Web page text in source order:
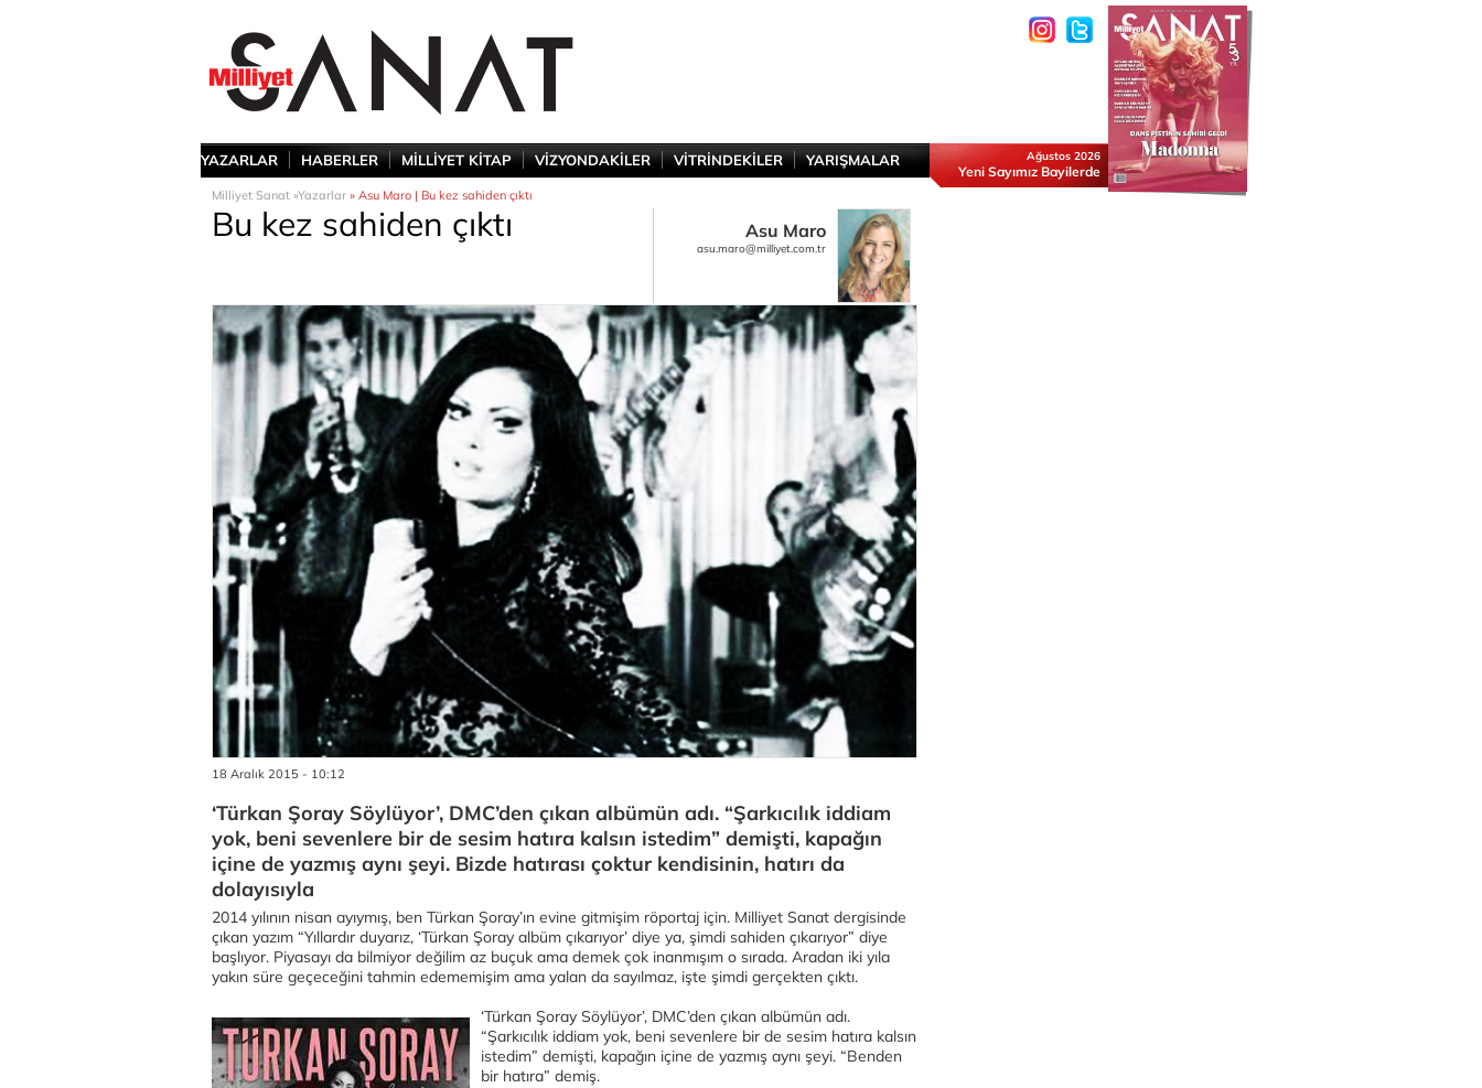
YAZARLAR HABERLER MİLLİYET KİTAP VİZYONDAKİLER VİTRİNDEKİLER YARIŞMALAR Ağustos 2026
Yeni Sayımız Bayilerde
Milliyet Sanat »Yazarlar » Asu Maro | Bu kez sahiden çıktı
Bu kez sahiden çıktı Asu Maro
asu.maro@milliyet.com.tr
18 Aralık 2015 - 10:12
‘Türkan Şoray Söylüyor’, DMC’den çıkan albümün adı. “Şarkıcılık iddiam
yok, beni sevenlere bir de sesim hatıra kalsın istedim” demişti, kapağın
içine de yazmış aynı şeyi. Bizde hatırası çoktur kendisinin, hatırı da
dolayısıyla
2014 yılının nisan ayıymış, ben Türkan Şoray’ın evine gitmişim röportaj için. Milliyet Sanat dergisinde
çıkan yazım “Yıllardır duyarız, ‘Türkan Şoray albüm çıkarıyor’ diye ya, şimdi sahiden çıkarıyor” diye
başlıyor. Piyasayı da bilmiyor değilim az buçuk ama demek çok inanmışım o sırada. Aradan iki yıla
yakın süre geçeceğini tahmin edememişim ama yalan da sayılmaz, işte şimdi gerçekten çıktı.
‘Türkan Şoray Söylüyor’, DMC’den çıkan albümün adı.
“Şarkıcılık iddiam yok, beni sevenlere bir de sesim hatıra kalsın
istedim” demişti, kapağın içine de yazmış aynı şeyi. “Benden
bir hatıra” demiş.